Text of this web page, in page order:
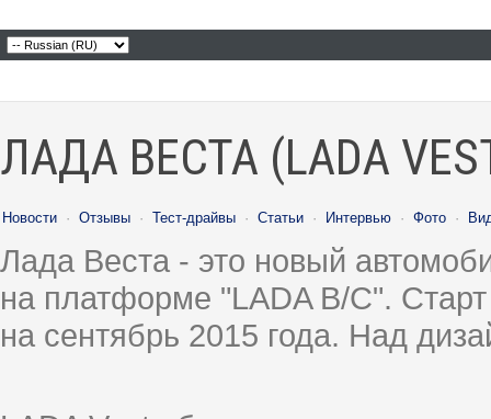
ЛАДА ВЕСТА (LADA
Новости · Отзывы · Тест-драйвы · Статьи · Интервью · Фото ·
Лада Веста - это новый
на платформе "LADA B/C".
на сентябрь 2015 года. Над